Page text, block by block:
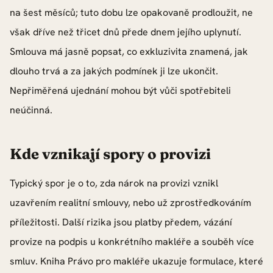
na šest měsíců; tuto dobu lze opakovaně prodloužit, ne
však dříve než třicet dnů přede dnem jejího uplynutí.
Smlouva má jasně popsat, co exkluzivita znamená, jak
dlouho trvá a za jakých podmínek ji lze ukončit.
Nepřiměřená ujednání mohou být vůči spotřebiteli
neúčinná.
Kde vznikají spory o provizi
Typický spor je o to, zda nárok na provizi vznikl
uzavřením realitní smlouvy, nebo už zprostředkováním
příležitosti. Další rizika jsou platby předem, vázání
provize na podpis u konkrétního makléře a souběh více
smluv. Kniha Právo pro makléře ukazuje formulace, které